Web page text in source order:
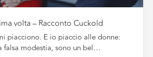
volta – Racconto Cuckold
piacciono. E io piaccio alle donne:
falsa modestia, sono un bel…